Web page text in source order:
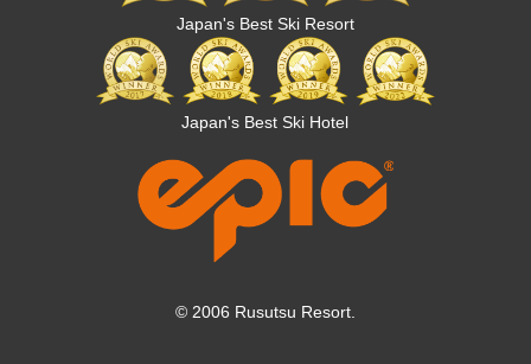
Japan's Best Ski Resort
Japan's Best Ski Hotel
© 2006 Rusutsu Resort.